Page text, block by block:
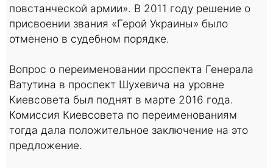
повстанческой армии». В 2011 году решение о
присвоении звания «Герой Украины» было
отменено в судебном порядке.
Вопрос о переименовании проспекта Генерала
Ватутина в проспект Шухевича на уровне
Киевсовета был поднят в марте 2016 года.
Комиссия Киевсовета по переименованиям
тогда дала положительное заключение на это
предложение.